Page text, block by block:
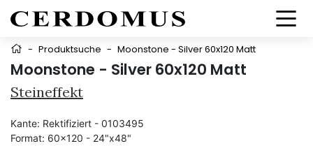
- Produktsuche - Moonstone - Silver 60x120 Matt
Moonstone - Silver 60x120 Matt
Steineffekt
Kante: Rektifiziert - 0103495
Format: 60x120 - 24"x48"